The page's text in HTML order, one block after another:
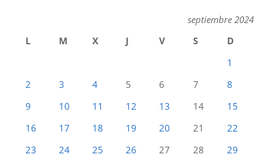
septiembre 2024
L
M X J V S
D
1
2
3 4 5 6 7
8
9
10 11 12 13 14
15
16
17 18 19 20 21
22
23
24 25 26 27 28
29